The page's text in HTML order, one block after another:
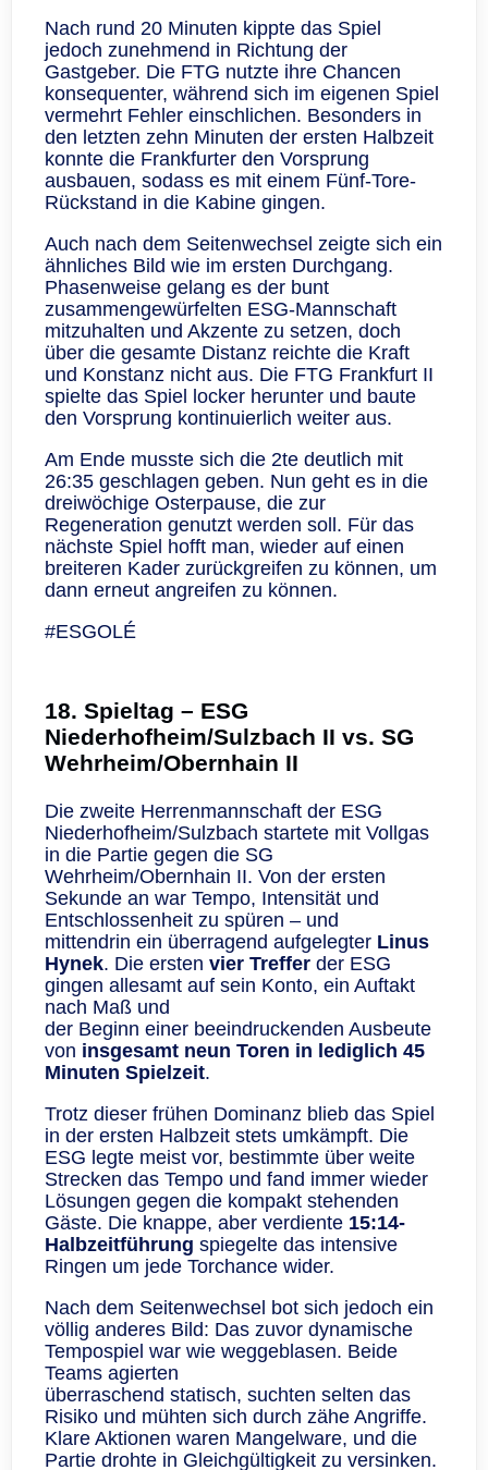
Nach rund 20 Minuten kippte das Spiel
jedoch zunehmend in Richtung der
Gastgeber. Die FTG nutzte ihre Chancen
konsequenter, während sich im eigenen Spiel
vermehrt Fehler einschlichen. Besonders in
den letzten zehn Minuten der ersten Halbzeit
konnte die Frankfurter den Vorsprung
ausbauen, sodass es mit einem Fünf-Tore-
Rückstand in die Kabine gingen.
Auch nach dem Seitenwechsel zeigte sich ein
ähnliches Bild wie im ersten Durchgang.
Phasenweise gelang es der bunt
zusammengewürfelten ESG-Mannschaft
mitzuhalten und Akzente zu setzen, doch
über die gesamte Distanz reichte die Kraft
und Konstanz nicht aus. Die FTG Frankfurt II
spielte das Spiel locker herunter und baute
den Vorsprung kontinuierlich weiter aus.
Am Ende musste sich die 2te deutlich mit
26:35 geschlagen geben. Nun geht es in die
dreiwöchige Osterpause, die zur
Regeneration genutzt werden soll. Für das
nächste Spiel hofft man, wieder auf einen
breiteren Kader zurückgreifen zu können, um
dann erneut angreifen zu können.
#ESGOLÉ
18. Spieltag – ESG
Niederhofheim/Sulzbach II vs. SG
Wehrheim/Obernhain II
Die zweite Herrenmannschaft der ESG
Niederhofheim/Sulzbach startete mit Vollgas
in die Partie gegen die SG
Wehrheim/Obernhain II. Von der ersten
Sekunde an war Tempo, Intensität und
Entschlossenheit zu spüren – und
mittendrin ein überragend aufgelegter Linus
Hynek. Die ersten vier Treffer der ESG
gingen allesamt auf sein Konto, ein Auftakt
nach Maß und
der Beginn einer beeindruckenden Ausbeute
von insgesamt neun Toren in lediglich 45
Minuten Spielzeit.
Trotz dieser frühen Dominanz blieb das Spiel
in der ersten Halbzeit stets umkämpft. Die
ESG legte meist vor, bestimmte über weite
Strecken das Tempo und fand immer wieder
Lösungen gegen die kompakt stehenden
Gäste. Die knappe, aber verdiente 15:14-
Halbzeitführung spiegelte das intensive
Ringen um jede Torchance wider.
Nach dem Seitenwechsel bot sich jedoch ein
völlig anderes Bild: Das zuvor dynamische
Tempospiel war wie weggeblasen. Beide
Teams agierten
überraschend statisch, suchten selten das
Risiko und mühten sich durch zähe Angriffe.
Klare Aktionen waren Mangelware, und die
Partie drohte in Gleichgültigkeit zu versinken.